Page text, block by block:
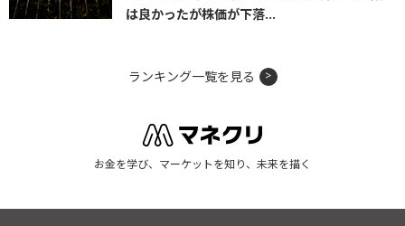
は良かったが株価が下落...
ランキング一覧を見る
お金を学び、マーケットを知り、未来を描く